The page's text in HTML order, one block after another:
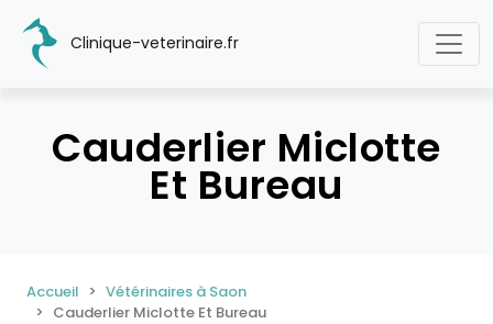
Clinique-veterinaire.fr
Cauderlier Miclotte
Et Bureau
Accueil
Vétérinaires à Saon
Cauderlier Miclotte Et Bureau